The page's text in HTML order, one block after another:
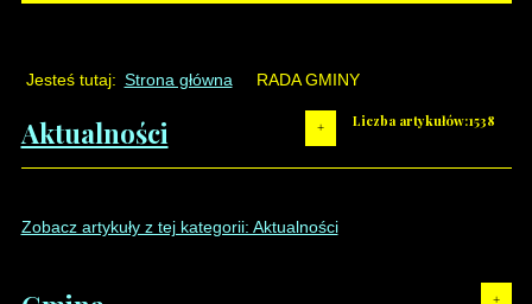
Jesteś tutaj: Strona główna RADA GMINY
Aktualności Liczba artykułów:1538
Zobacz artykuły z tej kategorii: Aktualności